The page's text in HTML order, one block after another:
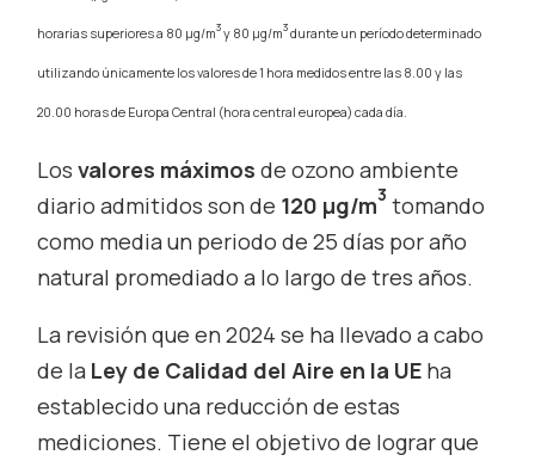
horarias superiores a 80 μg/m3y 80 μg/m3durante un período determinado
utilizando únicamente los valores de 1 hora medidos entre las 8.00 y las
20.00 horas de Europa Central (hora central europea) cada día.
Losvalores máximos de ozono ambiente
diario admitidos son de 120 µg/m3 tomando
como media un periodo de 25 días por año
natural promediado a lo largo de tres años.
La revisión que en 2024 se ha llevado a cabo
de la Ley de Calidad del Aire en la UE ha
establecido una reducción de estas
mediciones. Tiene el objetivo de lograr que